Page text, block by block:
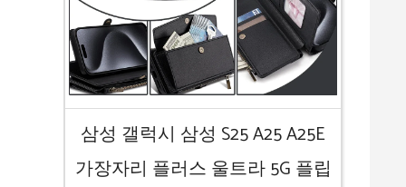
삼성 갤럭시 삼성 S25 A25 A25E
가장자리 플러스 울트라 5G 플립